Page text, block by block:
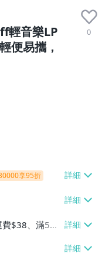
輕音樂LP
便易攜，
0
享95折
$38、滿5件
取貨
貨付款【單件